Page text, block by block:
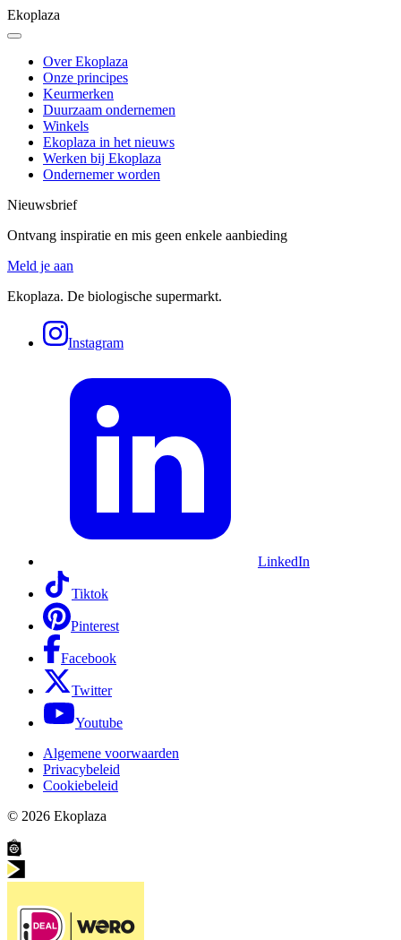
Ekoplaza
Over Ekoplaza
Onze principes
Keurmerken
Duurzaam ondernemen
Winkels
Ekoplaza in het nieuws
Werken bij Ekoplaza
Ondernemer worden
Nieuwsbrief
Ontvang inspiratie en mis geen enkele aanbieding
Meld je aan
Ekoplaza. De biologische supermarkt.
Instagram
LinkedIn
Tiktok
Pinterest
Facebook
Twitter
Youtube
Algemene voorwaarden
Privacybeleid
Cookiebeleid
© 2026 Ekoplaza